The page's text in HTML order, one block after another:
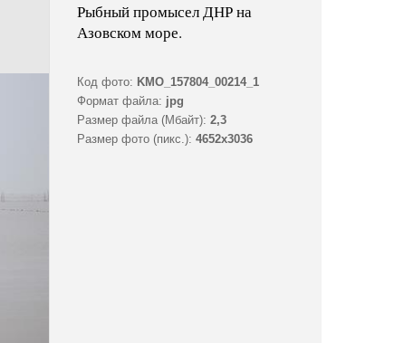
Рыбный промысел ДНР на
Азовском море.
Код фото: KMO_157804_00214_1
Формат файла: jpg
Размер файла (Мбайт): 2,3
Размер фото (пикс.): 4652x3036